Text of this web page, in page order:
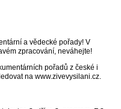
a vědecké pořady! V
zpracování, neváhejte!
pořadů z české i
na www.zivevysilani.cz.